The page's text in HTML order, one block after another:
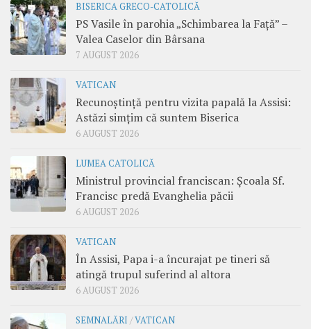
BISERICA GRECO-CATOLICĂ
PS Vasile în parohia „Schimbarea la Față” –
Valea Caselor din Bârsana
7 AUGUST 2026
VATICAN
Recunoștință pentru vizita papală la Assisi:
Astăzi simțim că suntem Biserica
6 AUGUST 2026
LUMEA CATOLICĂ
Ministrul provincial franciscan: Școala Sf.
Francisc predă Evanghelia păcii
6 AUGUST 2026
VATICAN
În Assisi, Papa i-a încurajat pe tineri să
atingă trupul suferind al altora
6 AUGUST 2026
SEMNALĂRI /VATICAN